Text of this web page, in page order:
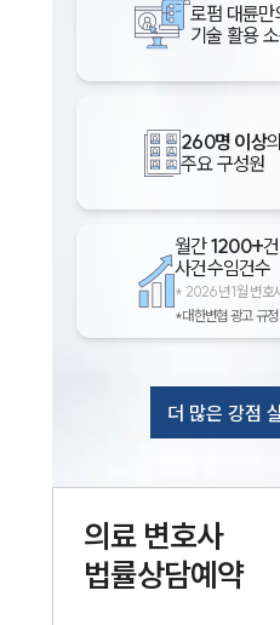
로펌 대륜만
기술 활용
260명 이상의
주요 구성원
월간1200+
사건수임건수
* 2026년 1월 변호
*대한변협 광고 규
더 많은 강점
의료변호사
법률상담예약